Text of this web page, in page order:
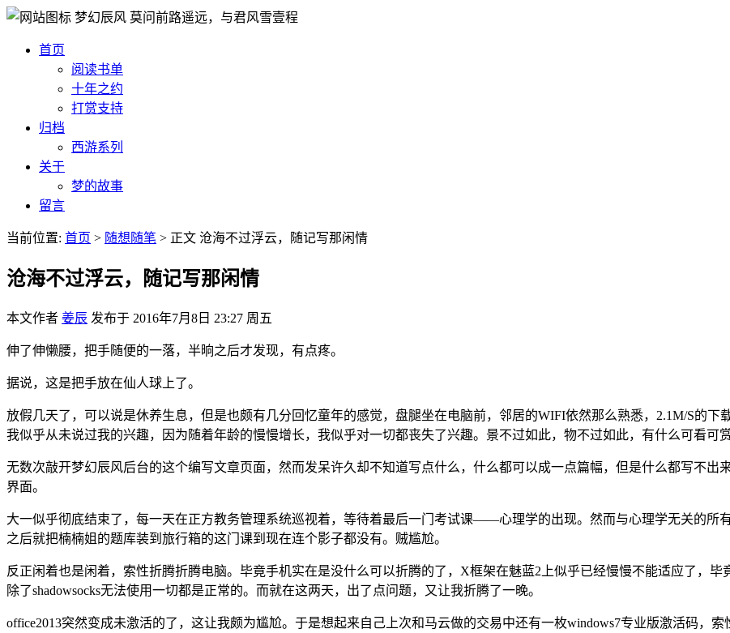
梦幻辰风 莫问前路遥远，与君风雪壹程
首页
阅读书单
十年之约
打赏支持
归档
西游系列
关于
梦的故事
留言
当前位置: 首页 > 随想随笔 > 正文 沧海不过浮云，随记写那闲情
沧海不过浮云，随记写那闲情
本文作者 姜辰 发布于 2016年7月8日 23:27 周五
伸了伸懒腰，把手随便的一落，半晌之后才发现，有点疼。
据说，这是把手放在仙人球上了。
放假几天了，可以说是休养生息，但是也颇有几分回忆童年的感觉，盘腿坐在电脑前，邻居的WIFI依然那么熟悉，2.1M/S的下
我似乎从未说过我的兴趣，因为随着年龄的慢慢增长，我似乎对一切都丧失了兴趣。景不过如此，物不过如此，有什么可看可赏
无数次敲开梦幻辰风后台的这个编写文章页面，然而发呆许久却不知道写点什么，什么都可以成一点篇幅，但是什么都写不出
界面。
大一似乎彻底结束了，每一天在正方教务管理系统巡视着，等待着最后一门考试课——心理学的出现。然而与心理学无关的所
之后就把楠楠姐的题库装到旅行箱的这门课到现在连个影子都没有。贼尴尬。
反正闲着也是闲着，索性折腾折腾电脑。毕竟手机实在是没什么可以折腾的了，X框架在魅蓝2上似乎已经慢慢不能适应了，毕
除了shadowsocks无法使用一切都是正常的。而就在这两天，出了点问题，又让我折腾了一晚。
office2013突然变成未激活的了，这让我颇为尴尬。于是想起来自己上次和马云做的交易中还有一枚windows7专业版激活码，